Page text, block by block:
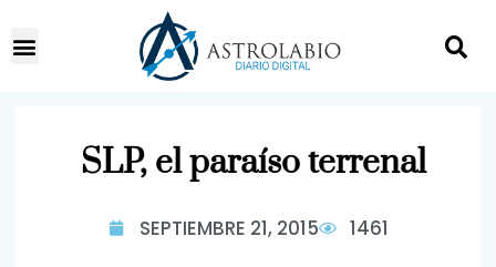
SLP, el paraíso terrenal
SEPTIEMBRE 21, 2015 1461